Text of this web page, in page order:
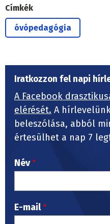
Címkék
óvópedagógia
Iratkozzon fel napi
A Facebook
elérését. A
beleszólása, abból
értesülhet a nap 7
Név
E-mail